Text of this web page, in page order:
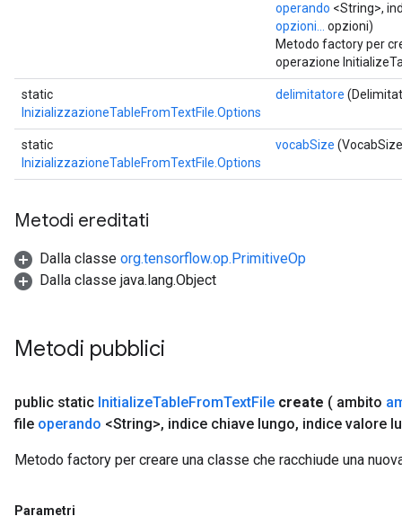
operando <String>,
opzioni...
opzioni)
Metodo factory per
operazione
static
InizializzazioneTableFromTextFile.Options
delimitatore
static
InizializzazioneTableFromTextFile.Options
vocabSize
Metodi ereditati
Dalla classe org.tensorflow.op.PrimitiveOp
Dalla classe java.lang.Object
Metodi pubblici
public static InitializeTableFromTextFile create ( ambito
file operando <String>, indice chiave lungo, indice valore
Metodo factory per creare una classe che racchiude una
Parametri